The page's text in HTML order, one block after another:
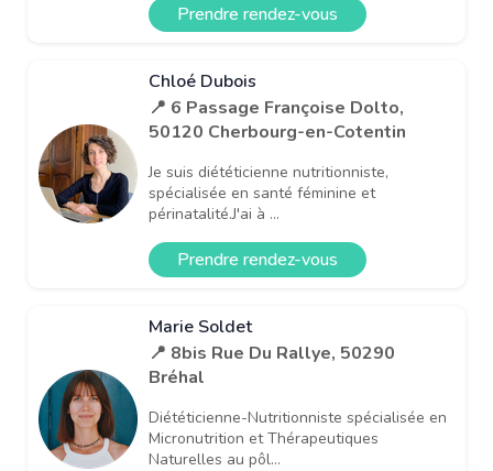
Prendre rendez-vous
Chloé Dubois
📍 6 Passage Françoise Dolto,
50120 Cherbourg-en-Cotentin
Je suis diététicienne nutritionniste,
spécialisée en santé féminine et
périnatalité.J'ai à ...
Prendre rendez-vous
Marie Soldet
📍 8bis Rue Du Rallye, 50290
Bréhal
Diététicienne-Nutritionniste spécialisée en
Micronutrition et Thérapeutiques
Naturelles au pôl...